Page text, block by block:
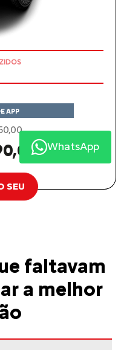
APP
SEU
faltavam
a melhor
WhatsApp